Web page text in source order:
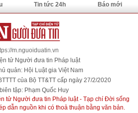
Tin tức 24h Báo mới
m.nguoiduatin.vn
tử Người đưa tin Pháp luật
quản: Hội Luật gia Việt Nam
của Bộ TT&TT cấp ngày 27/2/2020
tập: Phạm Quốc Huy
tử Người đưa tin Pháp luật - Tạp chí Đời sống
dẫn nguồn khi có thoả thuận bằng văn bản.